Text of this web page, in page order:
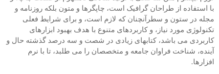
با استفاده از طراحان گرافیک است، چاپگرها و متون بلکه روزنامه و
مجله در ستون و سطرآنچنان که لازم است، و برای شرایط فعلی
تکنولوژی مورد نیاز، و کاربردهای متنوع با هدف بهبود ابزارهای
کاربردی می باشد، کتابهای زیادی در شصت و سه درصد گذشته حال و
آینده، شناخت فراوان جامعه و متخصصان را می طلبد، تا با نرم
افزارها.